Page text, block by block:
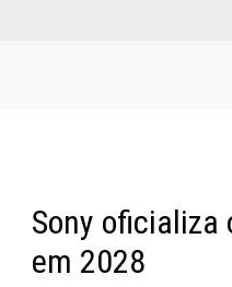
Sony oficializa
em 2028